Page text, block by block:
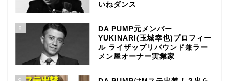
いねダンス
8
DA PUMP元メンバー
YUKINARI(玉城幸也)プロフィー
ル ライザップリバウンド兼ラー
メン屋オーナー実業家